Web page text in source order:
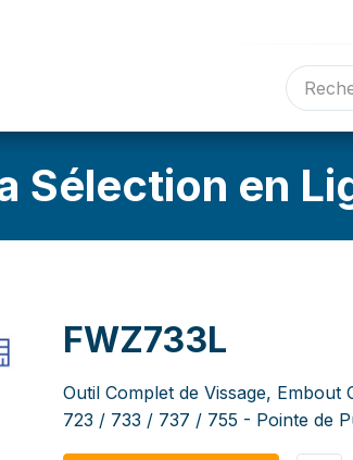
Sélection en ligne
Sélection en
FWZ733L
Outil Complet de Vissage,
723 / 733 / 737 / 755 - Pointe de